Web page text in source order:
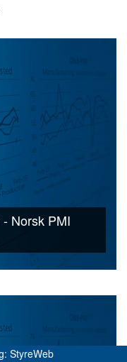
Norsk PMI
StyreWeb